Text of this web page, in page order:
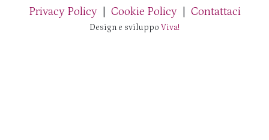
Privacy Policy Cookie Policy Contattaci
Design e sviluppo Viva!